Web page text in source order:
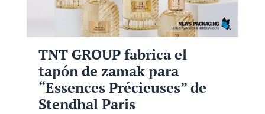
TNT GROUP fabrica el
tapón de zamak para
“Essences Précieuses” de
Stendhal Paris